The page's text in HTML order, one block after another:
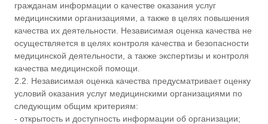
гражданам информации о качестве оказания услуг
медицинскими организациями, а также в целях повышения
качества их деятельности. Независимая оценка качества не
осуществляется в целях контроля качества и безопасности
медицинской деятельности, а также экспертизы и контроля
качества медицинской помощи.
2.2. Независимая оценка качества предусматривает оценку
условий оказания услуг медицинскими организациями по
следующим общим критериям:
- открытость и доступность информации об организации;